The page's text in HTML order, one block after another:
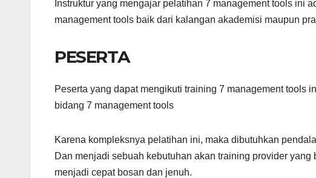
Instruktur yang mengajar pelatihan 7 management tools ini
management tools baik dari kalangan akademisi maupun
PESERTA
Peserta yang dapat mengikuti training 7 management tools
bidang 7 management tools
Karena kompleksnya pelatihan ini, maka dibutuhkan
Dan menjadi sebuah kebutuhan akan training provider
menjadi cepat bosan dan jenuh.